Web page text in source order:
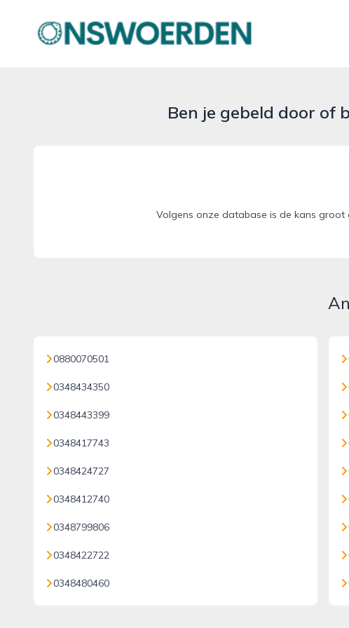
onswoerden.nl
Ben je gebeld door of
Volgens onze database is de kans groot
0880070501
0348434350
0348443399
0348417743
0348424727
0348412740
0348799806
0348422722
0348480460